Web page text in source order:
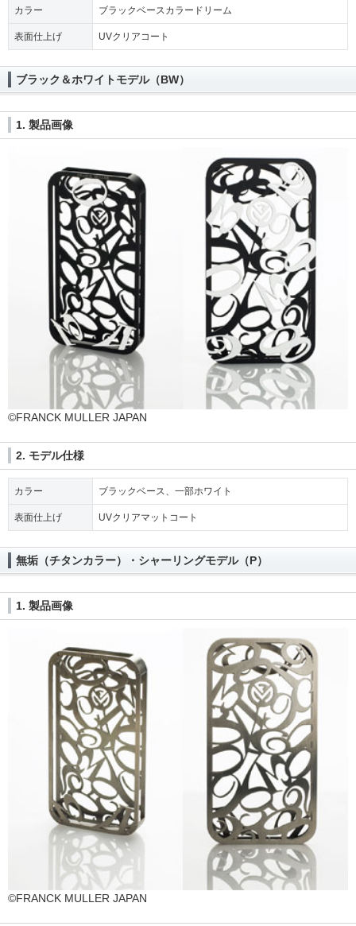
カラー ブラックベースカラードリーム
表面仕上げ UVクリアコート
ブラック＆ホワイトモデル（BW）
1. 製品画像
©FRANCK MULLER JAPAN
2. モデル仕様
カラー ブラックベース、一部ホワイト
表面仕上げ UVクリアマットコート
無垢（チタンカラー）・シャーリングモデル（P）
1. 製品画像
©FRANCK MULLER JAPAN